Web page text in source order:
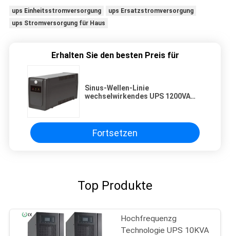
ups Einheitsstromversorgung
ups Ersatzstromversorgung
ups Stromversorgung für Haus
Erhalten Sie den besten Preis für
Sinus-Wellen-Linie
wechselwirkendes UPS 1200VA
Fortsetzen
Top Produkte
Hochfrequenzg
Technologie UPS 10KVA